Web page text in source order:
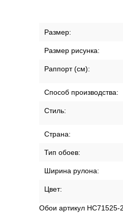
Размер:
Размер рисунка:
Раппорт (см):
Способ производства:
Стиль:
Страна:
Тип обоев:
Ширина рулона:
Цвет:
Обои артикул HC71525-